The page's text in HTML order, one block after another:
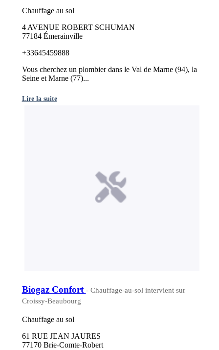
Chauffage au sol
4 AVENUE ROBERT SCHUMAN
77184 Émerainville
+33645459888
Vous cherchez un plombier dans le Val de Marne (94), la
Seine et Marne (77)...
Lire la suite
Biogaz Confort - Chauffage-au-sol intervient sur
Croissy-Beaubourg
Chauffage au sol
61 RUE JEAN JAURES
77170 Brie-Comte-Robert